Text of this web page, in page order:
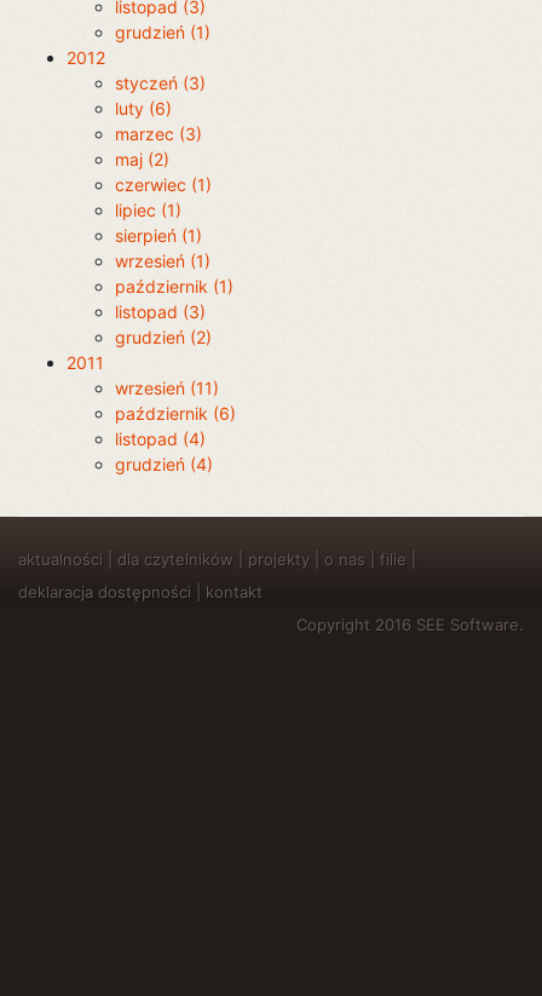
listopad (3)
grudzień (1)
2012
styczeń (3)
luty (6)
marzec (3)
maj (2)
czerwiec (1)
lipiec (1)
sierpień (1)
wrzesień (1)
październik (1)
listopad (3)
grudzień (2)
2011
wrzesień (11)
październik (6)
listopad (4)
grudzień (4)
aktualności dla czytelników projekty o nas filie
deklaracja dostępności
kontakt
Copyright 2016 SEE Software.